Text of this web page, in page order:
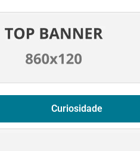
Curiosidade